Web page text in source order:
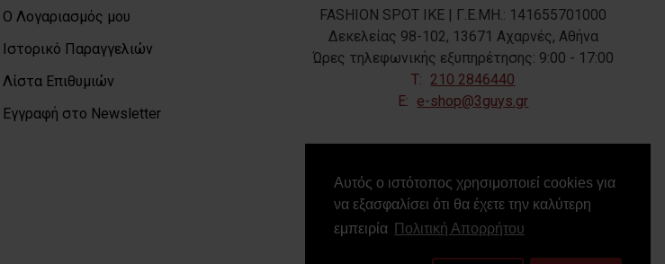
Αυτός ο ιστότοπος χρησιμοποιεί cookies για
να εξασφαλίσει ότι θα έχετε την καλύτερη
εμπειρία Πολιτική Απορρήτου
Ο Λογαριασμός μου
Ιστορικό Παραγγελιών
Λίστα Επιθυμιών
Εγγραφή στο Newsletter
FASHION SPOT IKE | Γ.Ε.ΜΗ.: 141655701000
Δεκελείας 98-102, 13671 Αχαρνές, Αθήνα
Ώρες τηλεφωνικής εξυπηρέτησης: 9:00 - 17:00
T: 210 2846440
E: e-shop@3guys.gr